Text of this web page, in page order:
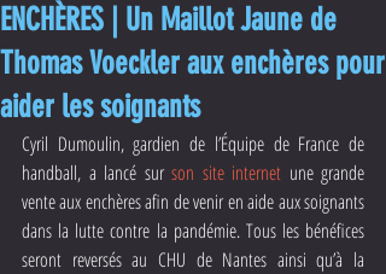
ENCHÈRES | Un Maillot Jaune de
Thomas Voeckler aux enchères pour
aider les soignants
Cyril Dumoulin, gardien de l’Équipe de France de
handball, a lancé sur son site internet une grande
vente aux enchères afin de venir en aide aux soignants
dans la lutte contre la pandémie. Tous les bénéfices
seront reversés au CHU de Nantes ainsi qu’à la